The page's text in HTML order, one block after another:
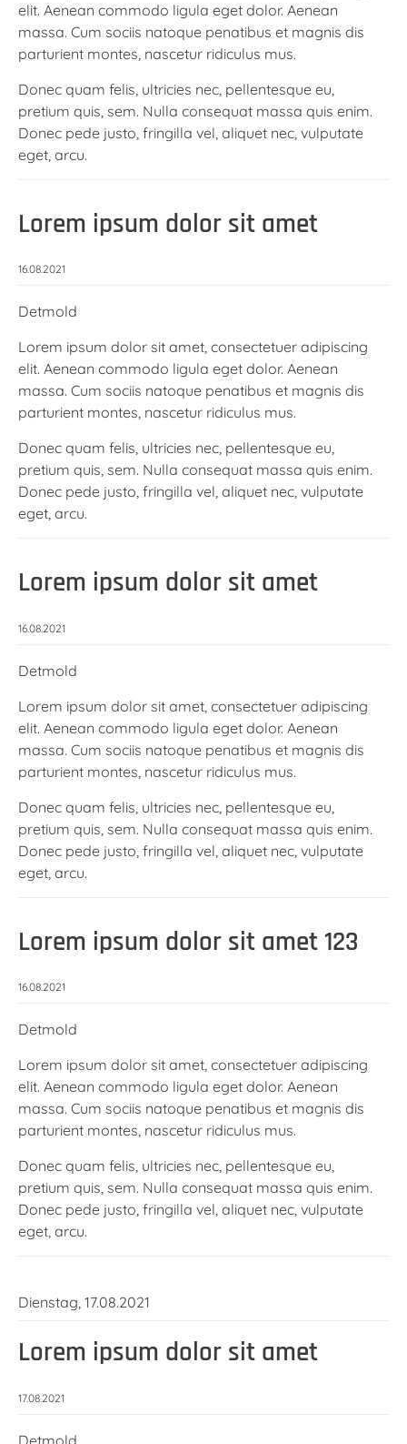
elit. Aenean commodo ligula eget dolor. Aenean
massa. Cum sociis natoque penatibus et magnis dis
parturient montes, nascetur ridiculus mus.
Donec quam felis, ultricies nec, pellentesque eu,
pretium quis, sem. Nulla consequat massa quis enim.
Donec pede justo, fringilla vel, aliquet nec, vulputate
eget, arcu.
Lorem ipsum dolor sit amet
16.08.2021
Detmold
Lorem ipsum dolor sit amet, consectetuer adipiscing
elit. Aenean commodo ligula eget dolor. Aenean
massa. Cum sociis natoque penatibus et magnis dis
parturient montes, nascetur ridiculus mus.
Donec quam felis, ultricies nec, pellentesque eu,
pretium quis, sem. Nulla consequat massa quis enim.
Donec pede justo, fringilla vel, aliquet nec, vulputate
eget, arcu.
Lorem ipsum dolor sit amet
16.08.2021
Detmold
Lorem ipsum dolor sit amet, consectetuer adipiscing
elit. Aenean commodo ligula eget dolor. Aenean
massa. Cum sociis natoque penatibus et magnis dis
parturient montes, nascetur ridiculus mus.
Donec quam felis, ultricies nec, pellentesque eu,
pretium quis, sem. Nulla consequat massa quis enim.
Donec pede justo, fringilla vel, aliquet nec, vulputate
eget, arcu.
Lorem ipsum dolor sit amet 123
16.08.2021
Detmold
Lorem ipsum dolor sit amet, consectetuer adipiscing
elit. Aenean commodo ligula eget dolor. Aenean
massa. Cum sociis natoque penatibus et magnis dis
parturient montes, nascetur ridiculus mus.
Donec quam felis, ultricies nec, pellentesque eu,
pretium quis, sem. Nulla consequat massa quis enim.
Donec pede justo, fringilla vel, aliquet nec, vulputate
eget, arcu.
Dienstag, 17.08.2021
Lorem ipsum dolor sit amet
17.08.2021
Detmold